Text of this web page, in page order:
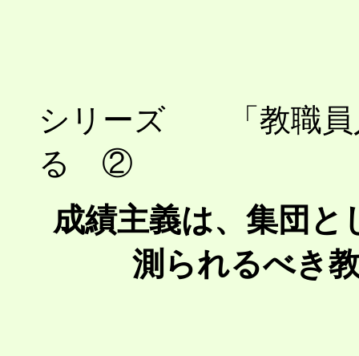
シリーズ 「教職員
る ②
成績主義は、集団と
測られるべき